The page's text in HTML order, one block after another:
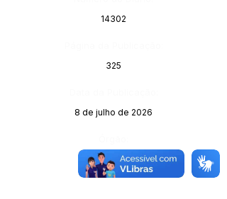
14302
325
8 de julho de 2026